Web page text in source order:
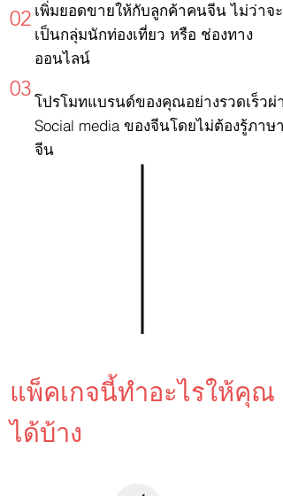
เพิ่มยอดขายให้กับลูกค้าคนจีน ไม่ว่าจะ
เป็นกลุ่มนักท่องเที่ยว หรือ ช่องทาง
ออนไลน์
โปรโมทแบรนด์ของคุณอย่างรวดเร็วผ่า
Social media ของจีนโดยไม่ต้องรู้ภาษา
จีน
02
03
แพ็คเกจนี้ทำอะไรให้คุณ
ได้บ้าง